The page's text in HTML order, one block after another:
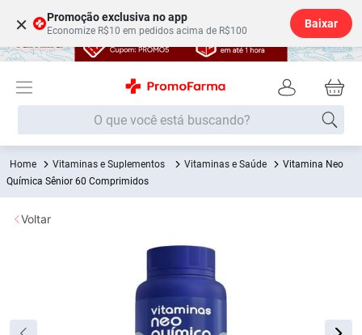
× Promoção exclusiva no app
Economize R$10 em pedidos acima de R$100
Baixar
O que você está buscando?
Vitaminas e Suplementos Vitaminas e Saúde
Vitamina Neo
Química Sênior 60 Comprimidos
Voltar
Termos mais buscados
1º Fralda
2
Lenço Umedecido